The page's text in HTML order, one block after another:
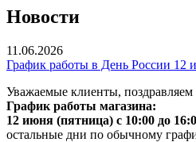
Новости
11.06.2026
График работы в День России 12
Уважаемые клиенты,
График работы магазина:
12 июня (пятница) с 10:00 до
остальные дни по обычному